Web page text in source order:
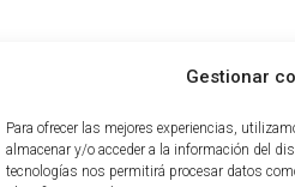
Gestionar
Para ofrecer las mejores experiencias,
almacenar y/o acceder a la información del
tecnologías nos permitirá procesar datos